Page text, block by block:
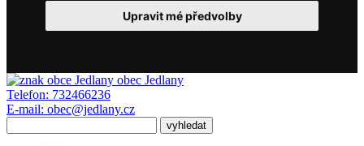
Upravit mé předvolby
obec Jedlany
Telefon: 732466236
E-mail: obec@jedlany.cz